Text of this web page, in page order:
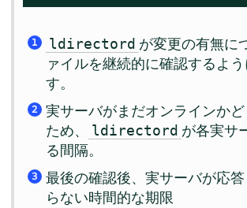
1 ldirectord が変更の有無に
ァイルを継続的に確認するよ
す。
2
実サーバがまだオンラインか
ため、
ldirectord が各実サ
る間隔。
3
最後の確認後、実サーバが応
らない時間的な期限